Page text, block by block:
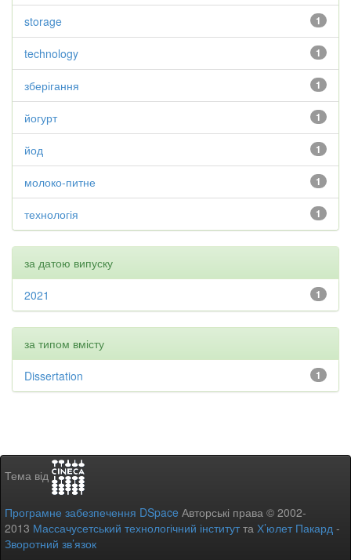
1
storage
1
technology
1
зберігання
1
йогурт
1
йод
1
молоко-питне
1
технологія
за датою випуску
1
2021
за типом вмісту
1
Dissertation
Тема від
Програмне забезпечення DSpace Авторські права © 2002-
2013 Массачусетський технологічний інститутта Х’юлет Пакард -
Зворотний зв’язок